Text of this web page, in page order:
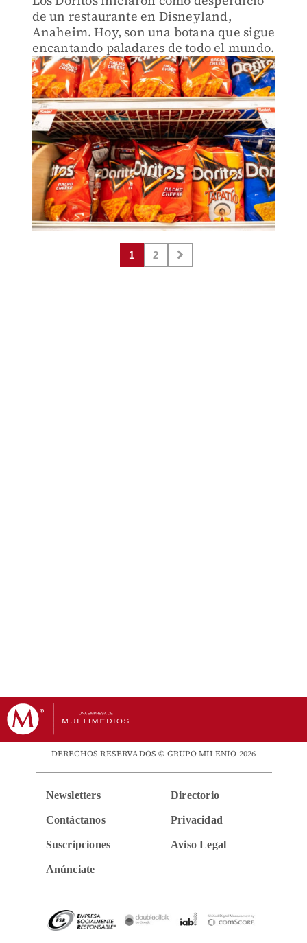
de un restaurante en Disneyland,
Anaheim. Hoy, son una botana que sigue
encantando paladares de todo el mundo.
1 2
DERECHOS RESERVADOS © GRUPO MILENIO 2026
Newsletters
Contáctanos
Suscripciones
Anúnciate
Directorio
Privacidad
Aviso Legal